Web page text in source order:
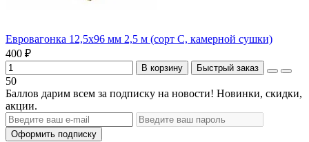
Евровагонка 12,5х96 мм 2,5 м (сорт C, камерной сушки)
400 ₽
В корзину Быстрый заказ
50
Баллов дарим всем за подписку на новости! Новинки, скидки,
акции.
Оформить подписку